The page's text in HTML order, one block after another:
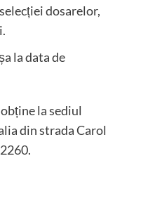
dosarelor,
la data de
la sediul
din strada Carol